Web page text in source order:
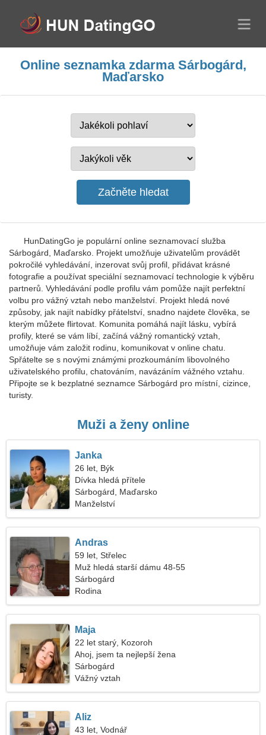
Online seznamka zdarma Sárbogárd,
Maďarsko
HunDatingGo je populární online seznamovací služba
Sárbogárd, Maďarsko. Projekt umožňuje uživatelům provádět
pokročilé vyhledávání, inzerovat svůj profil, přidávat krásné
fotografie a používat speciální seznamovací technologie k výběru
partnerů. Vyhledávání podle profilu vám pomůže najít perfektní
volbu pro vážný vztah nebo manželství. Projekt hledá nové
způsoby, jak najít nabídky přátelství, snadno najdete člověka, se
kterým můžete flirtovat. Komunita pomáhá najít lásku, vybírá
profily, které se vám líbí, začíná vážný romantický vztah,
umožňuje vám založit rodinu, komunikovat v online chatu.
Spřátelte se s novými známými prozkoumáním libovolného
uživatelského profilu, chatováním, navázáním vážného vztahu.
Připojte se k bezplatné seznamce Sárbogárd pro místní, cizince,
turisty.
Muži a ženy online
Janka
26 let, Býk
Dívka hledá přítele
Sárbogárd, Maďarsko
Manželství
Andras
59 let, Střelec
Muž hledá starší dámu 48-55
Sárbogárd
Rodina
Maja
22 let starý, Kozoroh
Ahoj, jsem ta nejlepší žena
Sárbogárd
Vážný vztah
Aliz
43 let, Vodnář